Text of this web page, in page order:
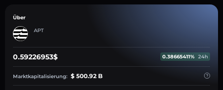
Über
APT
0.59226953$ 0.38665411% 24h
Marktkapitalisierung: $ 500.92 B